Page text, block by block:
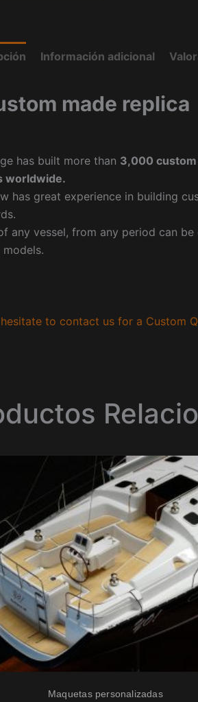
Información adicional
made replica
has built more than 3,000
worldwide.
has great experience in building
any vessel, from any period can
to contact us for a Custom
Maquetas personalizadas